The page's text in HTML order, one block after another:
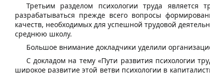
Третьим разделом психологии труда является
разрабатываться прежде всего вопросы
качеств, необходимых для успешной трудовой
среднюю школу.
Большое внимание докладчики уделили
С докладом на тему «Пути развития психологии
широкое развитие этой ветви психологии в